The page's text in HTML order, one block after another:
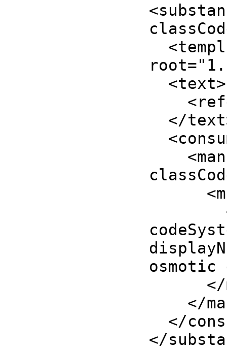
<
<
root="
<text>
<
</text
<
<
<
</
</
</
</